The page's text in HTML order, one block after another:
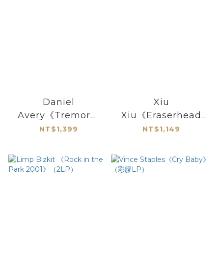
Daniel
Avery《Tremor》
（紅膠2LP）
NT$1,399
Xiu
Xiu《Eraserhead
Xiu Xiu》（LP +
NT$1,149